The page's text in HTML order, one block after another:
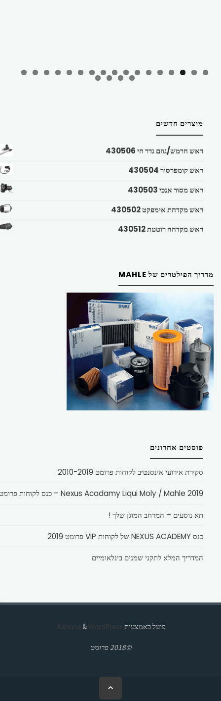
מוצרים חדשים
ראש חרמש/גוזם גדר חי 430506
ראש קומפרסור 430504
ראש מסור אנכי 430503
ראש מקדחת אימפקט 430502
ראש מקדחה רוטטת 430512
מדריך הפילטרים של MAHLE
פוסטים אחרונים
סקירת אירועי אינסנטיב לקוחות פרומט 2010-2019
Nexus Acadamy Liqui Moly / Mahle 2019 – כנס לקוחות פרומט
תא נוסעים – המרחב המוגן שלך !
כנס NEXUS ACADEMY של לקוחות VIP פרומט 2019
המדריך המלא לתקני שמנים בינלאומיים
פועל באמצעות & WordPress.
©2018 פרומט
בחזרה